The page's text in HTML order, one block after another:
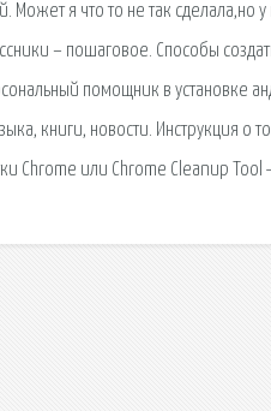
Может я что то не так
– пошаговое. Способы
помощник в установке
книги, новости. Инструкция о
Chrome или Chrome Cleanup